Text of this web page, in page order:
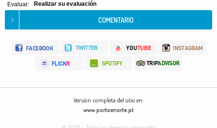
Evaluar: Realizar su evaluación
Versión completa del sitio en:
www.portoenorte.pt